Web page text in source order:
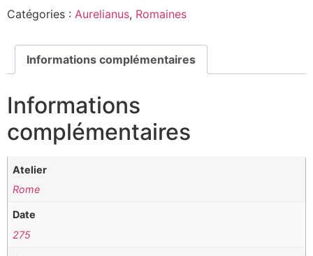
Catégories : Aurelianus, Romaines
Informations complémentaires
Informations
complémentaires
Atelier
Rome
Date
275